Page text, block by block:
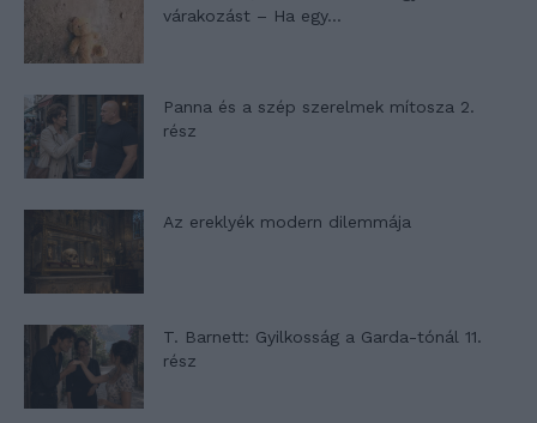
várakozást – Ha egy...
Panna és a szép szerelmek mítosza 2.
rész
Az ereklyék modern dilemmája
T. Barnett: Gyilkosság a Garda-tónál 11.
rész